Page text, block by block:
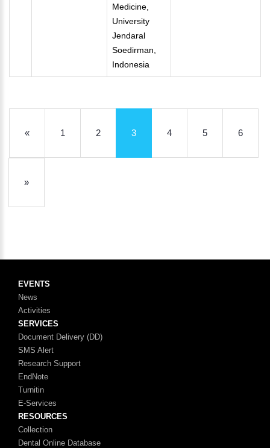
Medicine,
University
Jendaral
Soedirman,
Indonesia
« 1 2 3 4 5 6
»
EVENTS
News
Activities
SERVICES
Document Delivery (DD)
SMS Alert
Research Support
EndNote
Turnitin
E-Services
RESOURCES
Collection
Dental Online Database